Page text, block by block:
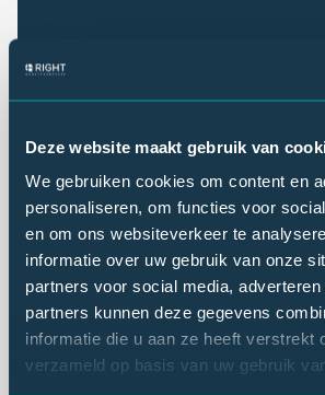
Deze website maakt gebruik van
We gebruiken cookies om content en
personaliseren, om functies voor
en om ons websiteverkeer te
informatie over uw gebruik van onze
partners voor social media,
partners kunnen deze gegevens
informatie die u aan ze heeft verstrekt
verzameld op basis van uw gebruik
voordelen met zich mee, zoals:
om hun mening te delen
rijkere kwalitatieve data dankzij
antwoorden op open vragen
efficiënter onderzoek doordat
achtergrondkenmerken van
zijn
de mogelijkheid om gericht
onder specifieke klantsegmenten